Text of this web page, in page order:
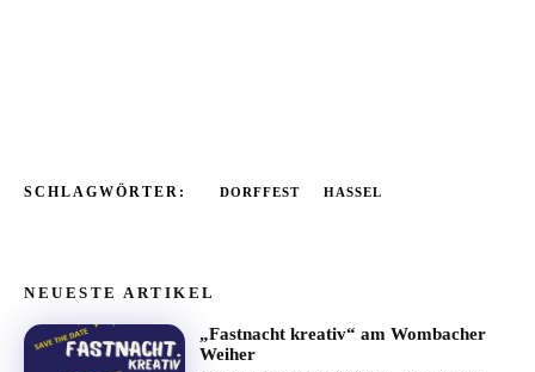
SCHLAGWÖRTER: DORFFEST HASSEL
NEUESTE ARTIKEL
„Fastnacht kreativ“ am Wombacher
Weiher